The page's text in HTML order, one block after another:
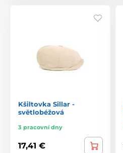
Kšiltovka Sillar -
světlobéžová
3 pracovní dny
17,41 €